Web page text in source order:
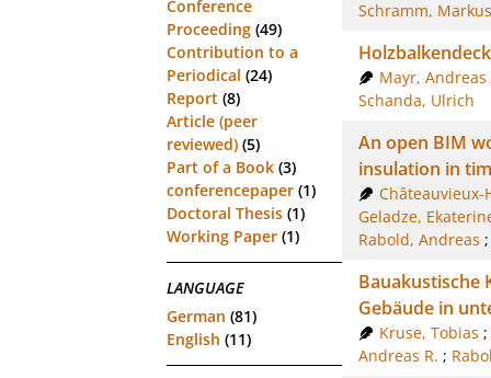
Conference
Proceeding (49)
Contribution to a
Periodical (24)
Report (8)
Article (peer
reviewed) (5)
Part of a Book (3)
conferencepaper (1)
Doctoral Thesis (1)
Working Paper (1)
LANGUAGE
German (81)
English (11)
Schramm, Markus
Mayr, Andreas
Schanda, Ulrich
An open BIM
insulation in
Châteauvieux-
Geladze,
Rabold, Andreas
Bauakustische
Gebäude in
Kruse, Tobias ;
Andreas R. ;